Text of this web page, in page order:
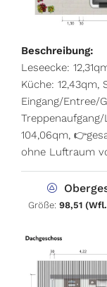
Beschreibung:
Leseecke:
Küche: 12,43qm,
Eingang/Entree/
104,06qm,
ohne Luftraum
Größe: 98,51